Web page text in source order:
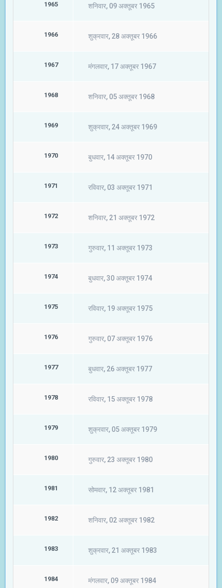
1965 शनिवार, 09 अक्तूबर 1965
1966 शुक्रवार, 28 अक्तूबर 1966
1967 मंगलवार, 17 अक्तूबर 1967
1968 शनिवार, 05 अक्तूबर 1968
1969 शुक्रवार, 24 अक्तूबर 1969
1970 बुधवार, 14 अक्तूबर 1970
1971 रविवार, 03 अक्तूबर 1971
1972 शनिवार, 21 अक्तूबर 1972
1973 गुरुवार, 11 अक्तूबर 1973
1974 बुधवार, 30 अक्तूबर 1974
1975 रविवार, 19 अक्तूबर 1975
1976 गुरुवार, 07 अक्तूबर 1976
1977 बुधवार, 26 अक्तूबर 1977
1978 रविवार, 15 अक्तूबर 1978
1979 शुक्रवार, 05 अक्तूबर 1979
1980 गुरुवार, 23 अक्तूबर 1980
1981 सोमवार, 12 अक्तूबर 1981
1982 शनिवार, 02 अक्तूबर 1982
1983 शुक्रवार, 21 अक्तूबर 1983
1984 मंगलवार, 09 अक्तूबर 1984